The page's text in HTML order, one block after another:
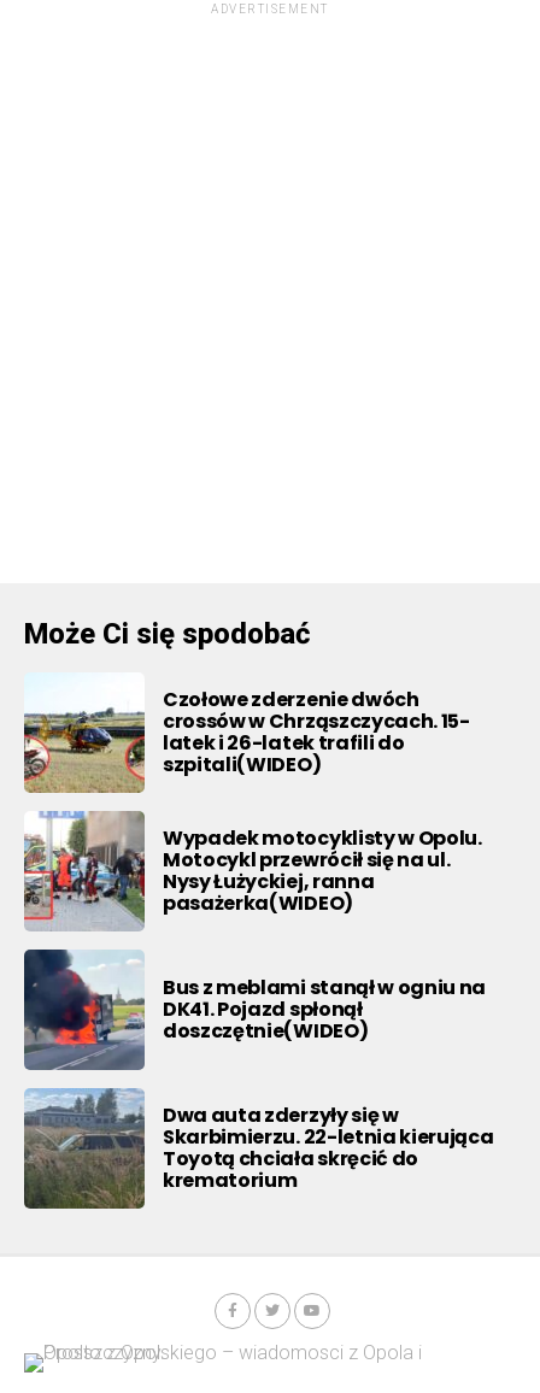
ADVERTISEMENT
Może Ci się spodobać
Czołowe zderzenie dwóch
crossów w Chrząszczycach. 15-
latek i 26-latek trafili do
szpitali(WIDEO)
Wypadek motocyklisty w Opolu.
Motocykl przewrócił się na ul.
Nysy Łużyckiej, ranna
pasażerka(WIDEO)
Bus z meblami stanął w ogniu na
DK41. Pojazd spłonął
doszczętnie(WIDEO)
Dwa auta zderzyły się w
Skarbimierzu. 22-letnia kierująca
Toyotą chciała skręcić do
krematorium